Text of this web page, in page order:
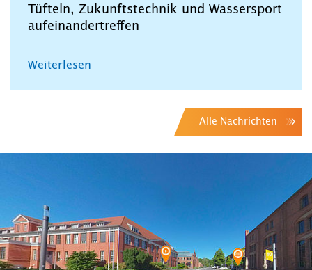
Tüfteln, Zukunftstechnik und Wassersport
aufeinandertreffen
Weiterlesen
Alle Nachrichten